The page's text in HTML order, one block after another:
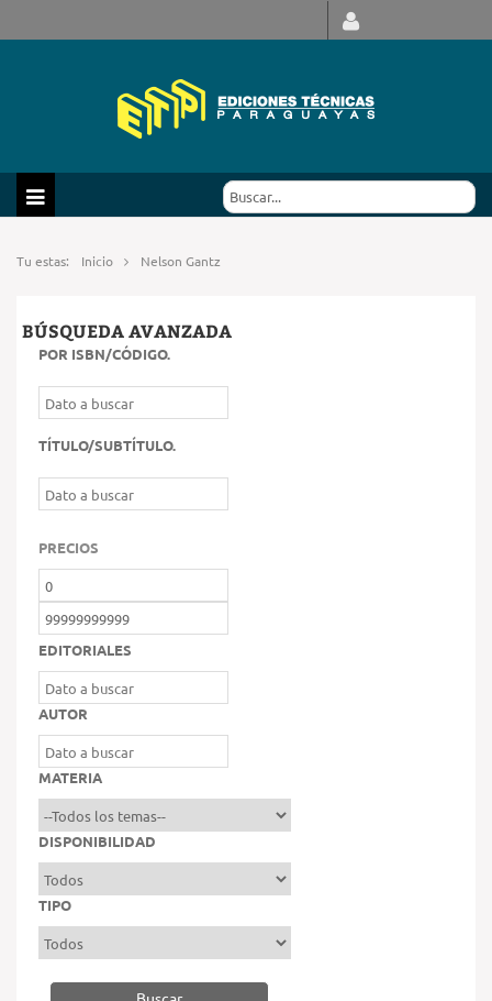
Tu estas: Inicio Nelson Gantz
BÚSQUEDA AVANZADA
POR ISBN/CÓDIGO.
TÍTULO/SUBTÍTULO.
PRECIOS
EDITORIALES
AUTOR
MATERIA
DISPONIBILIDAD
TIPO